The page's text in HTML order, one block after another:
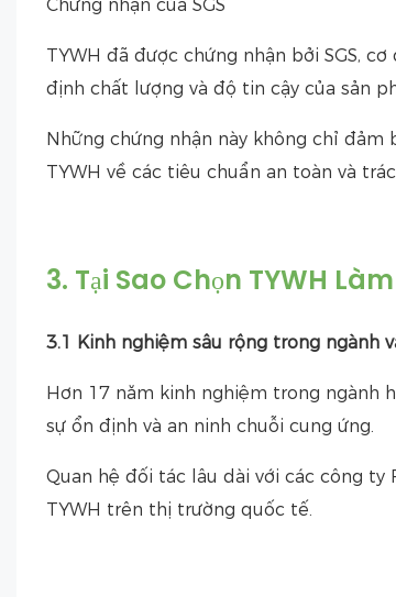
Chứng nhận của SGS
TYWH đã được chứng nhận bởi SGS,
định chất lượng và độ tin cậy của sản
Những chứng nhận này không chỉ
TYWH về các tiêu chuẩn an toàn và
3. Tại Sao Chọn TYWH
3.1 Kinh nghiệm sâu rộng trong ngành
Hơn 17 năm kinh nghiệm trong ngành
sự ổn định và an ninh chuỗi cung ứng.
Quan hệ đối tác lâu dài với các công ty
TYWH trên thị trường quốc tế.